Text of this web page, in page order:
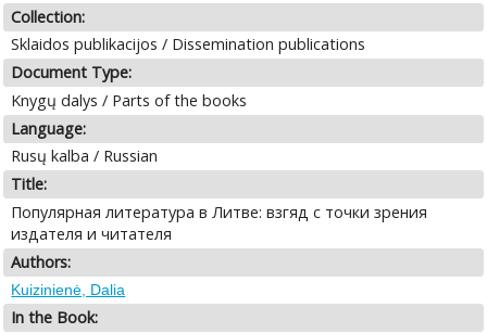
Collection:
Sklaidos publikacijos / Dissemination publications
Document Type:
Knygų dalys / Parts of the books
Language:
Rusų kalba / Russian
Title:
Популярная литература в Литве: взгяд с точки зрения
издателя и читателя
Authors:
Kuizinienė, Dalia
In the Book: